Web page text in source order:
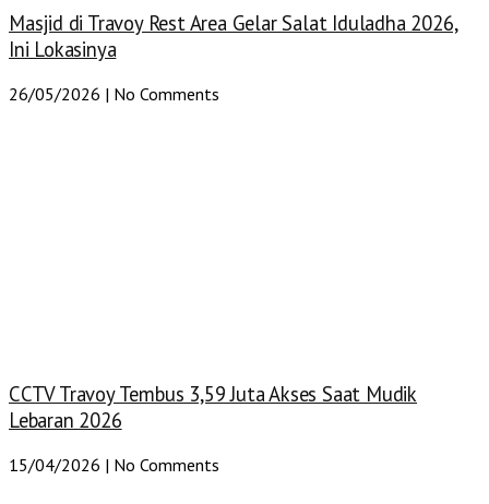
Masjid di Travoy Rest Area Gelar Salat Iduladha 2026,
Ini Lokasinya
26/05/2026 No Comments
CCTV Travoy Tembus 3,59 Juta Akses Saat Mudik
Lebaran 2026
15/04/2026 No Comments